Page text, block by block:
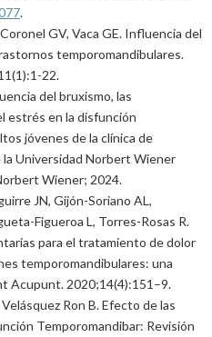
.
GV, Vaca GE. Influencia del
temporomandibulares.
22.
del bruxismo, las
estrés en la disfunción
jóvenes de la clínica de
Universidad Norbert Wiener
Wiener; 2024.
JN, Gijón-Soriano AL,
Figueroa L, Torres-Rosas R.
para el tratamiento de dolor
temporomandibulares: una
Acupunt. 2020;14(4):151–9.
Ron B. Efecto de las
Temporomandibar: Revisión